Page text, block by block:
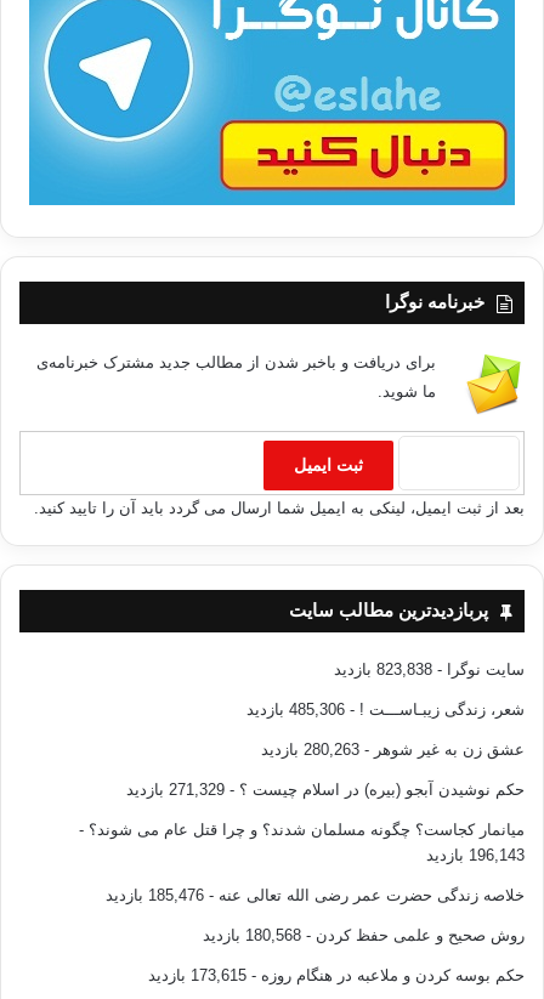
خبرنامه نوگرا
برای دریافت و باخبر شدن از مطالب جدید مشترک خبرنامه‌ی
ما شوید.
بعد از ثبت ایمیل، لینکی به ایمیل شما ارسال می گردد باید آن را تایید کنید.
پربازدیدترین مطالب سایت
سایت نوگرا - 823,838 بازدید
شعر، زندگی زیبـاســـت ! - 485,306 بازدید
عشق زن به غیر شوهر - 280,263 بازدید
حکم نوشیدن آبجو (بیره) در اسلام چیست ؟ - 271,329 بازدید
میانمار کجاست؟ چگونه مسلمان شدند؟ و چرا قتل عام می شوند؟ -
196,143 بازدید
خلاصه زندگی حضرت عمر رضی الله تعالی عنه - 185,476 بازدید
روش صحیح و علمی حفظ کردن - 180,568 بازدید
حکم بوسه کردن و ملاعبه در هنگام روزه - 173,615 بازدید